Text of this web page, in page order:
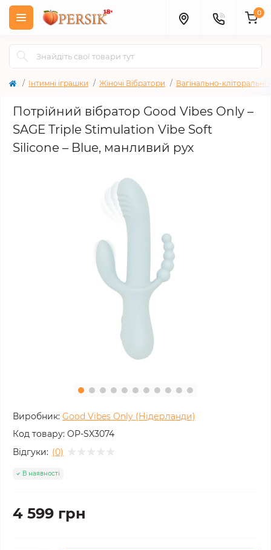
0
Інтимні іграшки Жіночі Вібратори Вагінально-кліторальні
Потрійний вібратор Good Vibes Only –
SAGE Triple Stimulation Vibe Soft
Silicone – Blue, манливий рух
Виробник: Good Vibes Only (Нідерланди)
Код товару: OP-SX3074
Відгуки: (0)
В наявності
4 599 грн